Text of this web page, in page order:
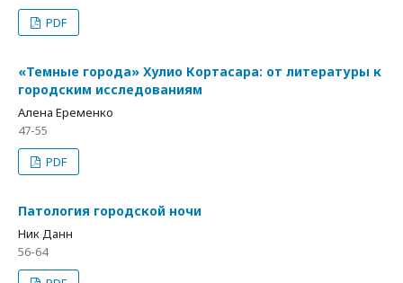
PDF
«Темные города» Хулио Кортасара: от литературы к
городским исследованиям
Алена Еременко
47-55
PDF
Патология городской ночи
Ник Данн
56-64